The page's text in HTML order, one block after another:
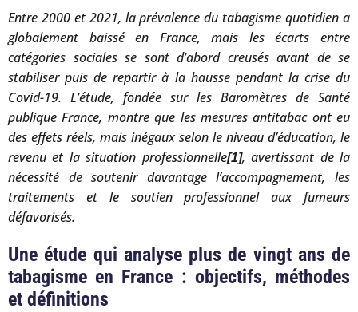
Entre 2000 et 2021, la prévalence du tabagisme quotidien a
globalement baissé en France, mais les écarts entre
catégories sociales se sont d’abord creusés avant de se
stabiliser puis de repartir à la hausse pendant la crise du
Covid-19. L’étude, fondée sur les Baromètres de Santé
publique France, montre que les mesures antitabac ont eu
des effets réels, mais inégaux selon le niveau d’éducation, le
revenu et la situation professionnelle[1], avertissant de la
nécessité de soutenir davantage l’accompagnement, les
traitements et le soutien professionnel aux fumeurs
défavorisés.
Une étude qui analyse plus de vingt ans de
tabagisme en France : objectifs, méthodes
et définitions